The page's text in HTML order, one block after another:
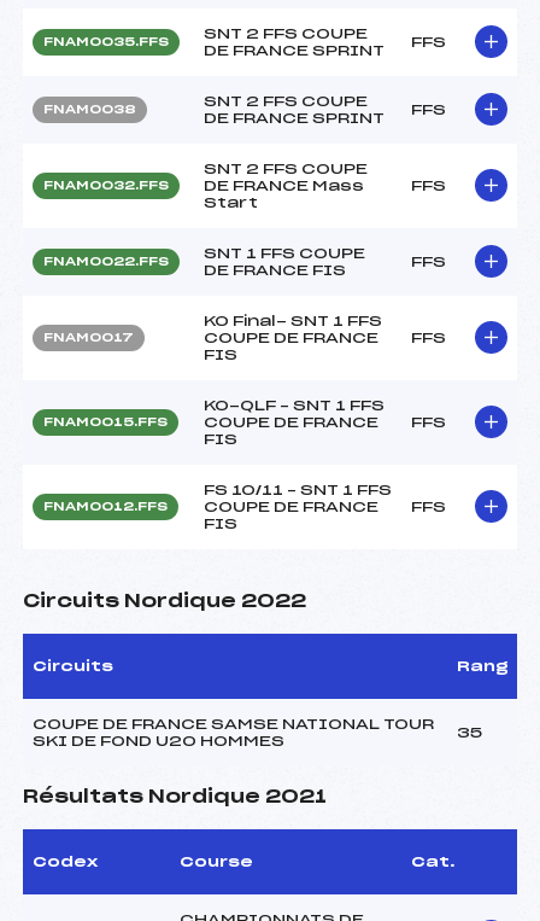
FNAM0035.FFS
SNT 2 FFS COUPE
DE FRANCE SPRINT
FFS
FNAM0038
SNT 2 FFS COUPE
DE FRANCE SPRINT
FFS
FNAM0032.FFS
SNT 2 FFS COUPE
DE FRANCE Mass
Start
FFS
FNAM0022.FFS
SNT 1 FFS COUPE
DE FRANCE FIS
FFS
FNAM0017
KO Final- SNT 1 FFS
COUPE DE FRANCE
FIS
FFS
FNAM0015.FFS
KO-QLF – SNT 1 FFS
COUPE DE FRANCE
FIS
FFS
FNAM0012.FFS
FS 10/11 – SNT 1 FFS
COUPE DE FRANCE
FIS
FFS
Circuits Nordique 2022
Circuits Rang
COUPE DE FRANCE SAMSE NATIONAL TOUR
SKI DE FOND U20 HOMMES
35
Résultats Nordique 2021
Codex Course Cat.